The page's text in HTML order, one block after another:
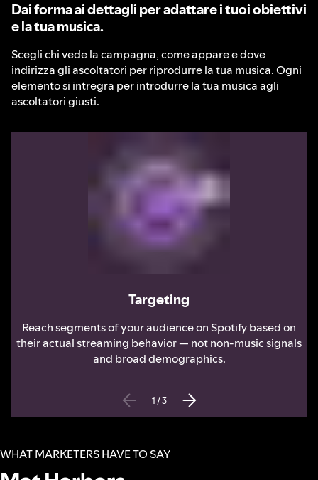
Dai forma ai dettagli per adattare i tuoi obiettivi
e la tua musica.
Scegli chi vede la campagna, come appare e dove
indirizza gli ascoltatori per riprodurre la tua musica. Ogni
elemento si intregra per introdurre la tua musica agli
ascoltatori giusti.
Targeting
Reach segments of your audience on Spotify based on
their actual streaming behavior — not non-music signals
and broad demographics.
1 /3
WHAT MARKETERS HAVE TO SAY